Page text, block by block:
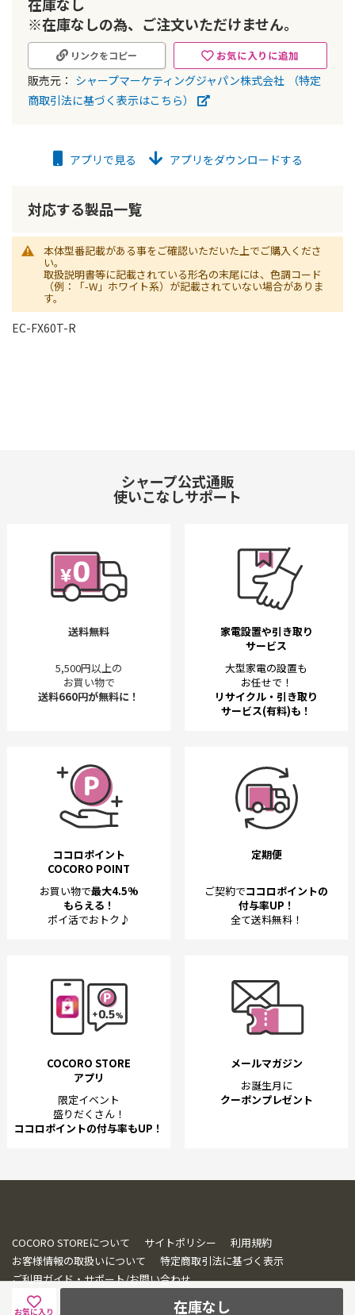
※在庫なしの為、ご注文いただけません。
お気に入りに追加
リンクをコピー
販売元： シャープマーケティングジャパン株式会社
（特定
商取引法に基づく表示はこちら）
アプリで見る アプリをダウンロードする
対応する製品一覧
本体型番記載がある事をご確認いただいた上でご購入くださ
い。
取扱説明書等に記載されている形名の末尾には、色調コード
（例：「-W」ホワイト系）が記載されていない場合がありま
す。
EC-FX60T-R
在庫なし
お気に入り
シャープ公式通販
使いこなしサポート
送料無料
5,500円以上の
お買い物で
送料660円が無料に！
家電設置や引き取り
サービス
大型家電の設置も
お任せで！
リサイクル・引き取り
サービス(有料)も！
ココロポイント
COCORO POINT
お買い物で最大4.5%
もらえる！
ポイ活でおトク♪
定期便
ご契約でココロポイントの
付与率UP！
全て送料無料！
COCORO STORE
アプリ
限定イベント
盛りだくさん！
ココロポイントの付与率もUP！
メールマガジン
お誕生月に
クーポンプレゼント
COCORO STOREについて サイトポリシー
利用規約
お客様情報の取扱いについて
特定商取引法に基づく表示
ご利用ガイド・サポート/お問い合わせ